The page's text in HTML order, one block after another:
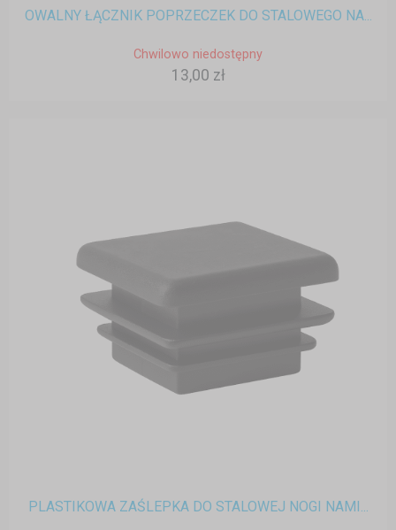
OWALNY ŁĄCZNIK POPRZECZEK DO STALOWEGO NA...
Chwilowo niedostępny
13,00 zł
PLASTIKOWA ZAŚLEPKA DO STALOWEJ NOGI NAMI...